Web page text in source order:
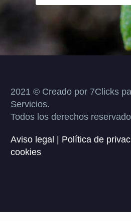
2021 © Creado por 7Clicks
Servicios.
Todos los derechos
Aviso legal Política de
cookies